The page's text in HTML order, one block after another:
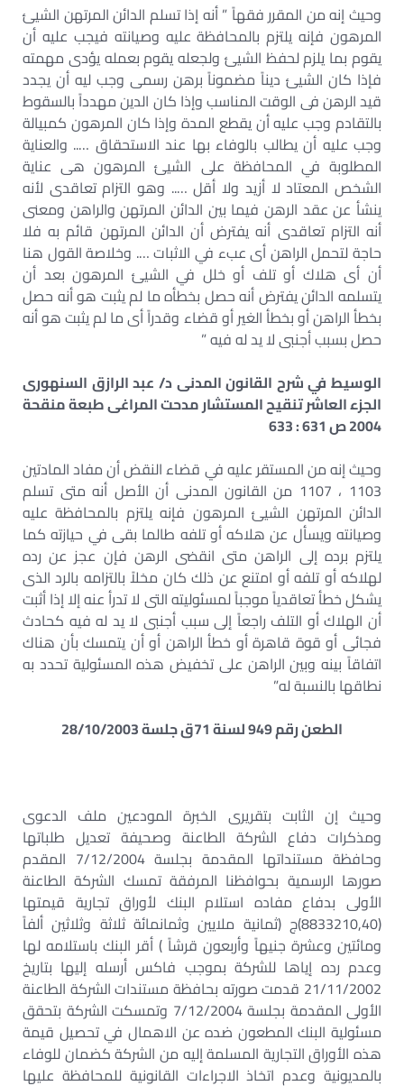
وحيث إنه من المقرر فقهاً ” أنه إذا تسلم الدائن المرتهن الشيئ
المرهون فإنه يلتزم بالمحافظة عليه وصيانته فيجب عليه أن
يقوم بما يلزم لحفظ الشيئ ولجعله يقوم بعمله يؤدى مهمته
فإذا كان الشيئ ديناً مضموناً برهن رسمى وجب ليه أن يجدد
قيد الرهن فى الوقت المناسب وإذا كان الدين مهدداً بالسقوط
بالتقادم وجب عليه أن يقطع المدة وإذا كان المرهون كمبيالة
وجب عليه أن يطالب بالوفاء بها عند الاستحقاق ….. والعناية
المطلوبة في المحافظة على الشيئ المرهون هى عناية
الشخص المعتاد لا أزيد ولا أقل ….. وهو التزام تعاقدى لأنه
ينشأ عن عقد الرهن فيما بين الدائن المرتهن والراهن ومعنى
أنه التزام تعاقدى أنه يفترض أن الدائن المرتهن قائم به فلا
حاجة لتحمل الراهن أى عبء في الاثبات …. وخلاصة القول هنا
أن أى هلاك أو تلف أو خلل في الشيئ المرهون بعد أن
يتسلمه الدائن يفترض أنه حصل بخطأه ما لم يثبت هو أنه حصل
بخطأ الراهن أو بخطأ الغير أو قضاء وقدراً أى ما لم يثبت هو أنه
حصل بسبب أجنبى لا يد له فيه ”
الوسيط في شرح القانون المدنى د/ عبد الرازق السنهورى
الجزء العاشر تنقيح المستشار مدحت المراغى طبعة منقحة
2004 ص 631 : 633
وحيث إنه من المستقر عليه في قضاء النقض أن مفاد المادتين
1103 ، 1107 من القانون المدنى أن الأصل أنه متى تسلم
الدائن المرتهن الشيئ المرهون فإنه يلتزم بالمحافظة عليه
وصيانته ويسأل عن هلاكه أو تلفه طالما بقى في حيازته كما
يلتزم برده إلى الراهن متى انقضى الرهن فإن عجز عن رده
لهلاكه أو تلفه أو امتنع عن ذلك كان مخلاً بالتزامه بالرد الذى
يشكل خطأ تعاقدياً موجباً لمسئوليته التى لا تدرأ عنه إلا إذا أثبت
أن الهلاك أو التلف راجعاً إلى سبب أجنبى لا يد له فيه كحادث
فجائى أو قوة قاهرة أو خطأ الراهن أو أن يتمسك بأن هناك
اتفاقاً بينه وبين الراهن على تخفيض هذه المسئولية تحدد به
نطاقها بالنسبة له”
الطعن رقم 949 لسنة 71ق جلسة 28/10/2003
وحيث إن الثابت بتقريرى الخبرة المودعين ملف الدعوى
ومذكرات دفاع الشركة الطاعنة وصحيفة تعديل طلباتها
وحافظة مستنداتها المقدمة بجلسة 7/12/2004 المقدم
صورها الرسمية بحوافظنا المرفقة تمسك الشركة الطاعنة
الأولى بدفاع مفاده استلام البنك لأوراق تجارية قيمتها
(8833210,40)ج (ثمانية ملايين وثمانمائة ثلاثة وثلاثين ألفاً
ومائتين وعشرة جنيهاً وأربعون قرشاً ) أقر البنك باستلامه لها
وعدم رده إياها للشركة بموجب فاكس أرسله إليها بتاريخ
21/11/2002 قدمت صورته بحافظة مستندات الشركة الطاعنة
الأولى المقدمة بجلسة 7/12/2004 وتمسكت الشركة بتحقق
مسئولية البنك المطعون ضده عن الاهمال في تحصيل قيمة
هذه الأوراق التجارية المسلمة إليه من الشركة كضمان للوفاء
بالمديونية وعدم اتخاذ الاجراءات القانونية للمحافظة عليها